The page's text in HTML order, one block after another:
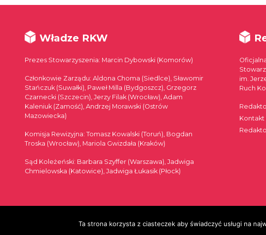
Władze RKW
Prezes Stowarzyszenia: Marcin Dybowski (Komorów)
Członkowie Zarządu: Aldona Choma (Siedlce), Sławomir
Stańczuk (Suwałki), Paweł Milla (Bydgoszcz), Grzegorz
Czarnecki (Szczecin), Jerzy Filak (Wrocław), Adam
Kaleniuk (Zamość), Andrzej Morawski (Ostrów
Mazowiecka)
Komisja Rewizyjna: Tomasz Kowalski (Toruń), Bogdan
Troska (Wrocław), Mariola Gwizdała (Kraków)
Sąd Koleżeński: Barbara Szyffer (Warszawa), Jadwiga
Chmielowska (Katowice), Jadwiga Łukasik (Płock)
im.
Ruch
Kontakt
Ta strona korzysta z ciasteczek aby świadczyć usługi na